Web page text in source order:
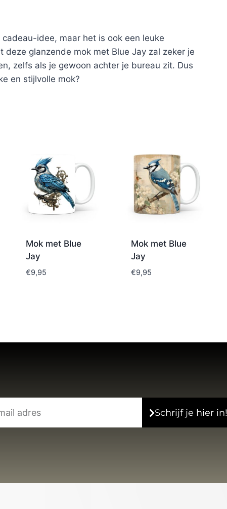
idee, maar het is ook een leuke
glanzende mok met Blue Jay zal zeker je
zelfs als je gewoon achter je bureau zit. Dus
en stijlvolle mok?
Mok met Blue
Jay
€9,95
Mok met Blue
Jay
€9,95
Schrijf je hier in!